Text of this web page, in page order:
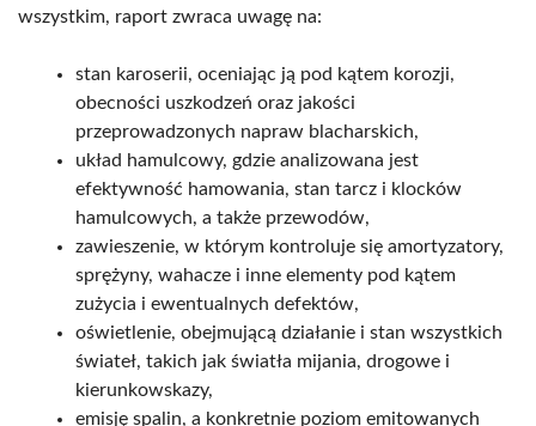
wszystkim, raport zwraca uwagę na:
stan karoserii, oceniając ją pod kątem korozji,
obecności uszkodzeń oraz jakości
przeprowadzonych napraw blacharskich,
układ hamulcowy, gdzie analizowana jest
efektywność hamowania, stan tarcz i klocków
hamulcowych, a także przewodów,
zawieszenie, w którym kontroluje się amortyzatory,
sprężyny, wahacze i inne elementy pod kątem
zużycia i ewentualnych defektów,
oświetlenie, obejmującą działanie i stan wszystkich
świateł, takich jak światła mijania, drogowe i
kierunkowskazy,
emisję spalin, a konkretnie poziom emitowanych